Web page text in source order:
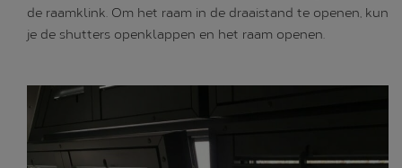
de raamklink. Om het raam in de draaistand te openen, kun
je de shutters openklappen en het raam openen.